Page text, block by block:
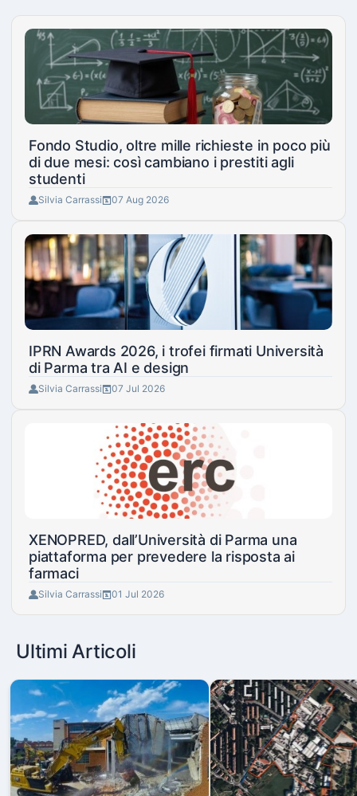
Fondo Studio, oltre mille richieste in poco più
di due mesi: così cambiano i prestiti agli
studenti
Silvia Carrassi 07 Aug 2026
IPRN Awards 2026, i trofei firmati Università
di Parma tra AI e design
Silvia Carrassi 07 Jul 2026
XENOPRED, dall’Università di Parma una
piattaforma per prevedere la risposta ai
farmaci
Silvia Carrassi 01 Jul 2026
Ultimi Articoli